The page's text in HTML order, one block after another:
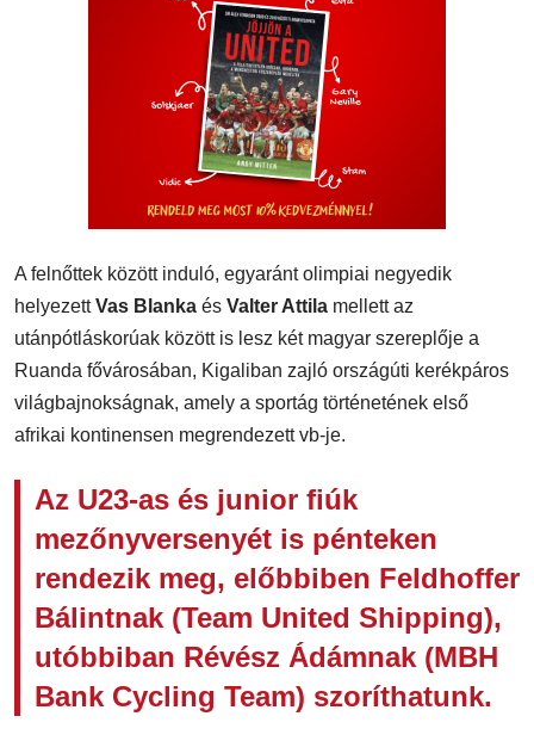
A felnőttek között induló, egyaránt olimpiai negyedik
helyezettVas Blanka és Valter Attila mellett az
utánpótláskorúak között is lesz két magyar szereplője a
Ruanda fővárosában, Kigaliban zajló országúti kerékpáros
világbajnokságnak, amely a sportág történetének első
afrikai kontinensen megrendezett vb-je.
Az U23-as és junior fiúk
mezőnyversenyét is pénteken
rendezik meg, előbbiben Feldhoffer
Bálintnak (Team United Shipping),
utóbbiban Révész Ádámnak (MBH
Bank Cycling Team) szoríthatunk.